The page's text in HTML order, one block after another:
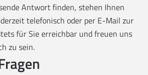
Antwort finden, stehen Ihnen
telefonisch oder per E-Mail zur
für Sie erreichbar und freuen uns
zu sein.